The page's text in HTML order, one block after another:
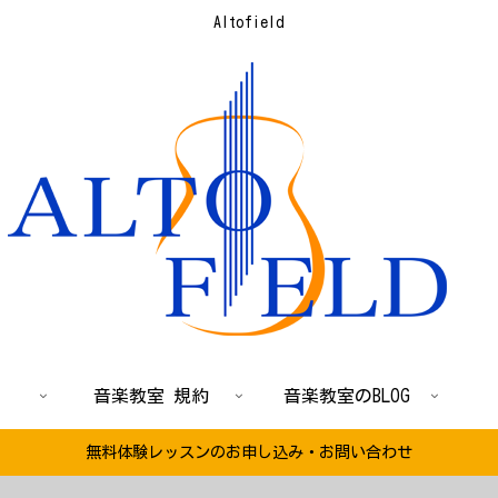
Altofield
音楽教室 規約 音楽教室のBLOG
無料体験レッスンのお申し込み・お問い合わせ